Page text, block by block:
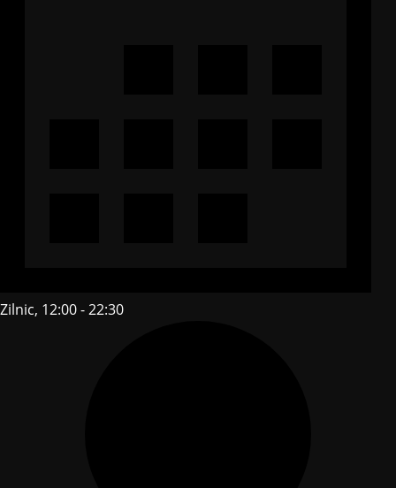
Zilnic, 12:00 - 22:30